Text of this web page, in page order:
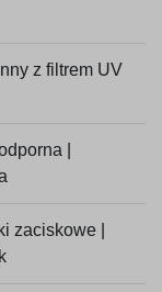
z filtrem UV
|
zaciskowe |